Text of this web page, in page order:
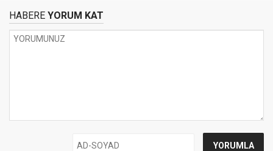
HABERE YORUM KAT